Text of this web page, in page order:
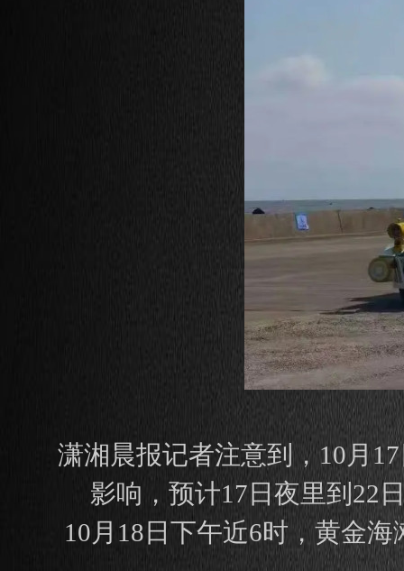
潇湘晨报记者注意到，10月
影响，预计17日夜里到22
10月18日下午近6时，黄金